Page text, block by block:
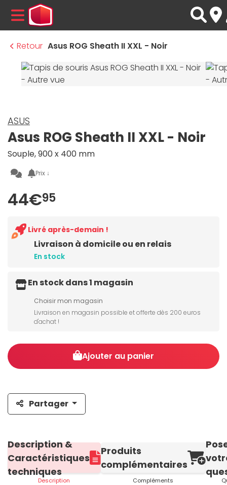
MENU
Retour Asus ROG Sheath II XXL - Noir
ASUS
Asus ROG Sheath II XXL - Noir
Souple, 900 x 400 mm
Prix ↓
44€95
Livraison à domicile ou en relais
En stock
Livré après-demain !
En stock dans 1 magasin
Choisir mon magasin
Livraison en magasin possible et offerte dès 200 euros
d'achat !
Ajouter au panier
Partager
Description &
Caractéristiques
techniques
Description
Produits
complémentaires
Compléments